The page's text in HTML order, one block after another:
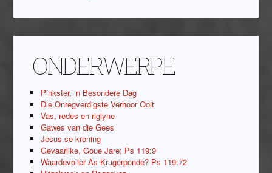
ONDERWERPE
Pinkster, ‘n Besondere Dag
Die Onregverdigste Verhoor Ooit
Vas, redes en riglyne
Gawes van die Gees
Jesus se kroning
Gevaarlike, Goue Jare; Ps 119:9
Waardevoller As Krugerponde? Ps 119:72